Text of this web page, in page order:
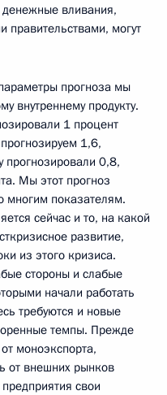
денежные вливания,
правительствами, могут
прогноза мы
внутреннему продукту.
1 процент
1,6,
прогнозировали 0,8,
Мы этот прогноз
многим показателям.
сейчас и то, на какой
развитие,
из этого кризиса.
стороны и слабые
начали работать
требуются и новые
темпы. Прежде
моноэкспорта,
от внешних рынков
свои